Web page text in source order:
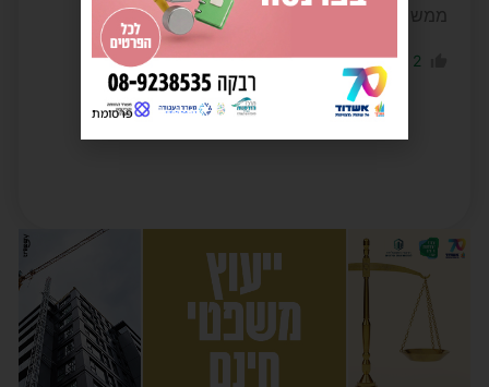
ממש ממש מרגש. כל הכבוד והרבה כבוד.
2
0 הגב לתגובה
פרסומת